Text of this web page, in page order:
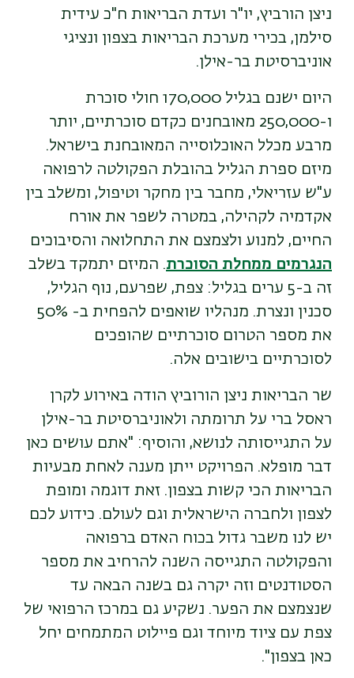
ניצן הורביץ, יו"ר ועדת הבריאות ח"כ עידית
סילמן, בכירי מערכת הבריאות בצפון ונציגי
אוניברסיטת בר-אילן.
היום ישנם בגליל 170,000 חולי סוכרת
ו-250,000 מאובחנים כקדם סוכרתיים, יותר
מרבע מכלל האוכלוסייה המאובחנת בישראל.
מיזם ספרת הגליל בהובלת הפקולטה לרפואה
ע"ש עזריאלי, מחבר בין מחקר וטיפול, ומשלב בין
אקדמיה לקהילה, במטרה לשפר את אורח
החיים, למנוע ולצמצם את התחלואה והסיבוכים
הנגרמים ממחלת הסוכרת. המיזם יתמקד בשלב
זה ב-5 ערים בגליל: צפת, שפרעם, נוף הגליל,
סכנין ונצרת. מנהליו שואפים להפחית ב- 50%
את מספר הטרום סוכרתיים שהופכים
לסוכרתיים בישובים אלה.
שר הבריאות ניצן הורוביץ הודה באירוע לקרן
ראסל ברי על תרומתה ולאוניברסיטת בר-אילן
על התגייסותה לנושא, והוסיף: "אתם עושים כאן
דבר מופלא. הפרויקט ייתן מענה לאחת מבעיות
הבריאות הכי קשות בצפון. זאת דוגמה ומופת
לצפון ולחברה הישראלית וגם לעולם. כידוע לכם
יש לנו משבר גדול בכוח האדם ברפואה
והפקולטה התגייסה השנה להרחיב את מספר
הסטודנטים וזה יקרה גם בשנה הבאה עד
שנצמצם את הפער. נשקיע גם במרכז הרפואי של
צפת עם ציוד מיוחד וגם פיילוט המתמחים יחל
כאן בצפון".